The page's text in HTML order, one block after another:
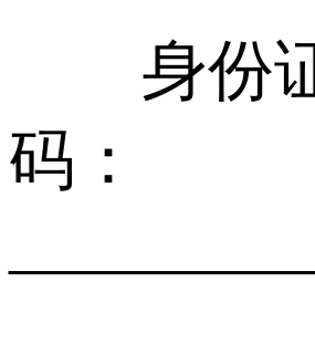
身份
码：